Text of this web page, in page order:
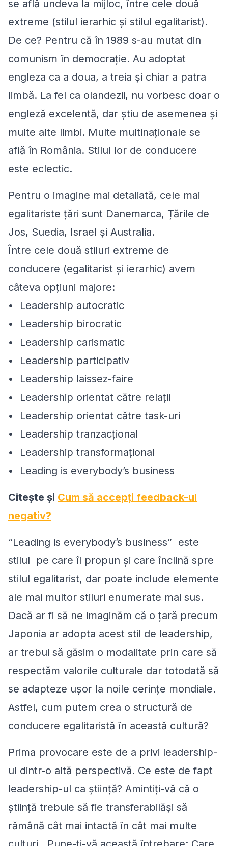
se află undeva la mijloc, între cele două
extreme (stilul ierarhic şi stilul egalitarist).
De ce? Pentru că în 1989 s-au mutat din
comunism în democraţie. Au adoptat
engleza ca a doua, a treia și chiar a patra
limbă. La fel ca olandezii, nu vorbesc doar o
engleză excelentă, dar ştiu de asemenea şi
multe alte limbi. Multe multinaționale se
află în România. Stilul lor de conducere
este eclectic.
Pentru o imagine mai detaliată, cele mai
egalitariste țări sunt Danemarca, Țările de
Jos, Suedia, Israel și Australia.
Între cele două stiluri extreme de
conducere (egalitarist şi ierarhic) avem
câteva opțiuni majore:
• Leadership autocratic
• Leadership birocratic
• Leadership carismatic
• Leadership participativ
• Leadership laissez-faire
• Leadership orientat către relaţii
• Leadership orientat către task-uri
• Leadership tranzacțional
• Leadership transformaţional
• Leading is everybody’s business
Citeşte şi Cum să accepţi feedback-ul
negativ?
“Leading is everybody’s business” este
stilul pe care îl propun şi care înclină spre
stilul egalitarist, dar poate include elemente
ale mai multor stiluri enumerate mai sus.
Dacă ar fi să ne imaginăm că o ţară precum
Japonia ar adopta acest stil de leadership,
ar trebui să găsim o modalitate prin care să
respectăm valorile culturale dar totodată să
se adapteze ușor la noile cerințe mondiale.
Astfel, cum putem crea o structură de
conducere egalitaristă în această cultură?
Prima provocare este de a privi leadership-
ul dintr-o altă perspectivă. Ce este de fapt
leadership-ul ca ştiinţă? Amintiți-vă că o
știință trebuie să fie transferabilăși să
rămână cât mai intactă în cât mai multe